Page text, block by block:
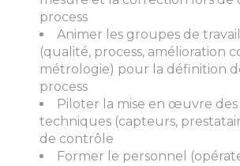
process
Animer les groupes de
(qualité, process, amélioration
métrologie) pour la définition
process
Piloter la mise en œuvre
techniques (capteurs,
de contrôle
Former le personnel